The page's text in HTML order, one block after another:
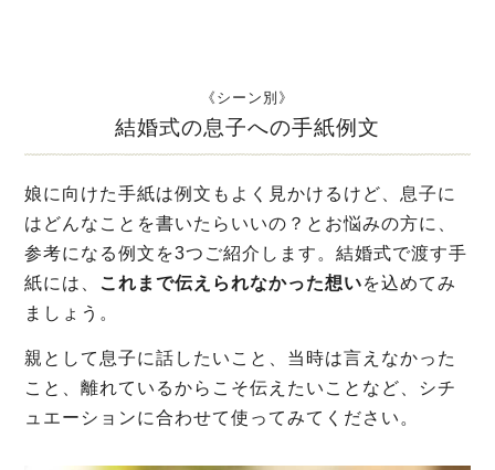
《シーン別》
結婚式の息子への手紙例文
娘に向けた手紙は例文もよく見かけるけど、息子に
はどんなことを書いたらいいの？とお悩みの方に、
参考になる例文を3つご紹介します。結婚式で渡す手
紙には、 これまで伝えられなかった想いを込めてみ
ましょう。
親として息子に話したいこと、当時は言えなかった
こと、離れているからこそ伝えたいことなど、シチ
ュエーションに合わせて使ってみてください。